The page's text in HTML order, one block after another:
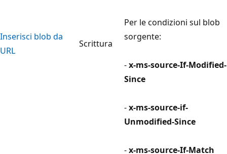
Inserisci blob da
URL
Scrittura
Per le condizioni sul blob
sorgente:
-x-ms-source-If-Modified-
Since
-x-ms-source-if-
Unmodified-Since
-x-ms-source-If-Match